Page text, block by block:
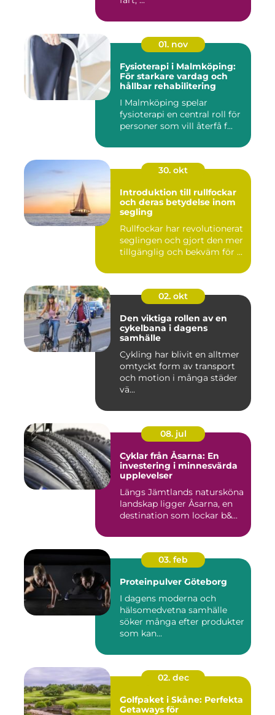
01. nov
Fysioterapi i Malmköping:
För starkare vardag och
hållbar rehabilitering
I Malmköping spelar
fysioterapi en central roll för
personer som vill återfå f...
30. okt
Introduktion till rullfockar
och deras betydelse inom
segling
Rullfockar har revolutionerat
seglingen och gjort den mer
tillgänglig och bekväm för ...
02. okt
Den viktiga rollen av en
cykelbana i dagens
samhälle
Cykling har blivit en alltmer
omtyckt form av transport
och motion i många städer
vä...
08. jul
Cyklar från Åsarna: En
investering i minnesvärda
upplevelser
Längs Jämtlands natursköna
landskap ligger Åsarna, en
destination som lockar b&...
03. feb
Proteinpulver Göteborg
I dagens moderna och
hälsomedvetna samhälle
söker många efter produkter
som kan...
02. dec
Golfpaket i Skåne: Perfekta
Getaways för